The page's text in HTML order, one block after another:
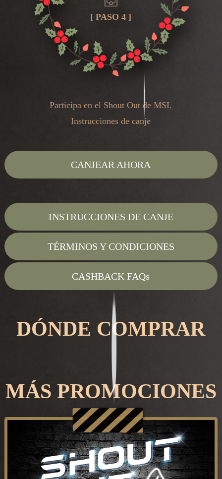
[ PASO 4 ]
Participa en el Shout Out de MSI.
Instrucciones de canje
CANJEAR AHORA
INSTRUCCIONES DE CANJE
TÉRMINOS Y CONDICIONES
CASHBACK FAQs
DÓNDE COMPRAR
MÁS PROMOCIONES